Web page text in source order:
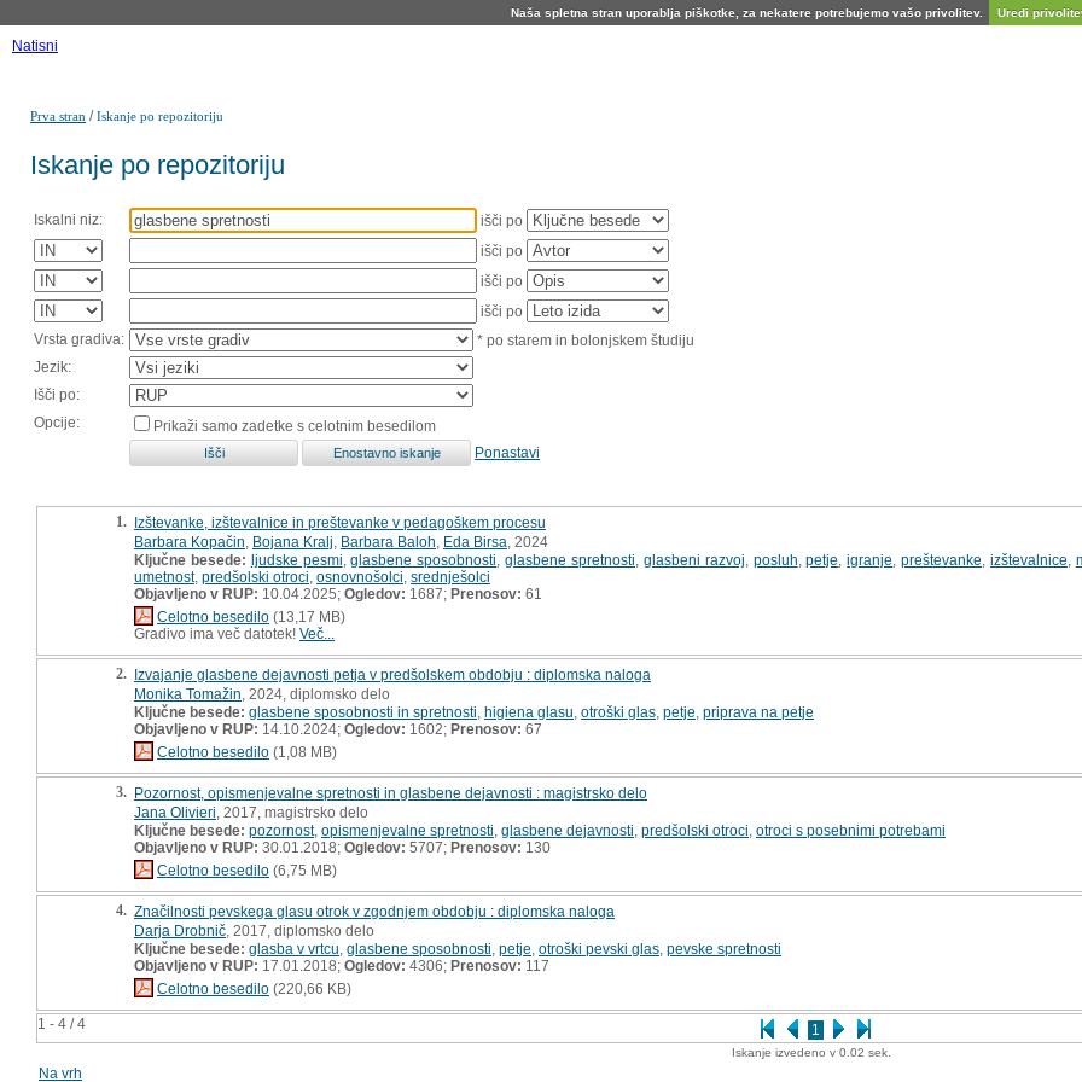
Naša spletna stran uporablja piškotke, za nekatere potrebujemo vašo privolitev. Uredi
Natisni
Prva stran /Iskanje po repozitoriju
Iskanje po repozitoriju
Iskalni niz:
išči po
išči po
išči po
išči po
Vrsta gradiva:
* po starem in bolonjskem študiju
Jezik:
Išči po:
Opcije:
Prikaži samo zadetke s celotnim besedilom
Ponastavi
1 - 4 / 4 1
1. Izštevanke, izštevalnice in preštevanke v pedagoškem procesu
Barbara Kopačin Bojana Kralj Barbara Baloh Eda Birsa , 2024
Ključne besede: ljudske pesmi ,glasbene sposobnosti ,glasbene spretnosti glasbeni razvoj posluh ,petje ,igranje ,preštevanke ,izštevalnice
umetnost, predšolski otroci osnovnošolci srednješolci
Objavljeno v RUP: 10.04.2025; Ogledov: 1687; Prenosov: 61
Celotno besedilo (13,17 MB)
Gradivo ima več datotek! Več...
2. Izvajanje glasbene dejavnosti petja v predšolskem obdobju : diplomska naloga
Monika Tomažin , 2024, diplomsko delo
Ključne besede: glasbene sposobnosti in spretnosti higiena glasu otroški glas petje priprava na petje
Objavljeno v RUP: 14.10.2024; Ogledov: 1602; Prenosov: 67
Celotno besedilo (1,08 MB)
3. Pozornost, opismenjevalne spretnosti in glasbene dejavnosti : magistrsko delo
Jana Olivieri , 2017, magistrsko delo
Ključne besede: pozornost, opismenjevalne spretnosti glasbene dejavnosti predšolski otroci otroci s posebnimi potrebami
Objavljeno v RUP: 30.01.2018; Ogledov: 5707; Prenosov: 130
Celotno besedilo (6,75 MB)
4. Značilnosti pevskega glasu otrok v zgodnjem obdobju : diplomska naloga
Darja Drobnič , 2017, diplomsko delo
Ključne besede: glasba v vrtcu glasbene sposobnosti petje otroški pevski glas pevske spretnosti
Objavljeno v RUP: 17.01.2018; Ogledov: 4306; Prenosov: 117
Celotno besedilo (220,66 KB)
Iskanje izvedeno v 0.02 sek.
Na vrh